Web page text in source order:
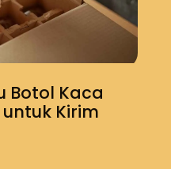
Botol Kaca
Kirim